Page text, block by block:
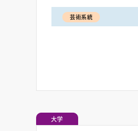
芸術系統
大学